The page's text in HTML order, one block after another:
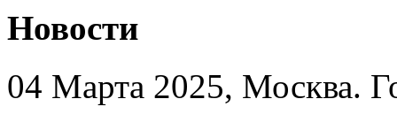
Новости
04 Марта 2025, Москва.